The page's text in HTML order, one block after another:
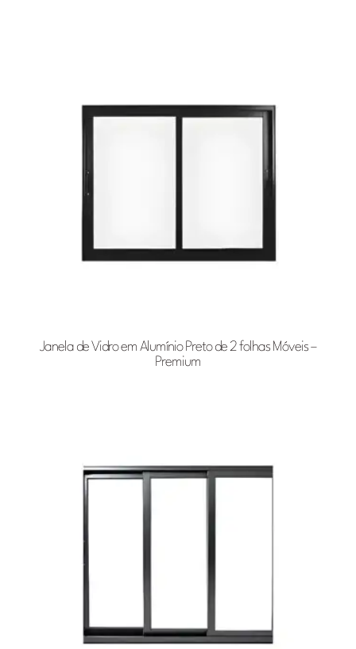
Janela de Vidro em Alumínio Preto de 2 folhas Móveis –
Premium